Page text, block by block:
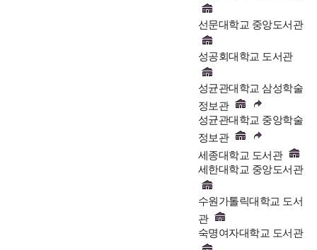
선문대학교 중앙도서관
성공회대학교 도서관
성균관대학교 삼성학술
정보관
성균관대학교 중앙학술
정보관
세종대학교 도서관
세한대학교 중앙도서관
수원가톨릭대학교 도서
관
숙명여자대학교 도서관